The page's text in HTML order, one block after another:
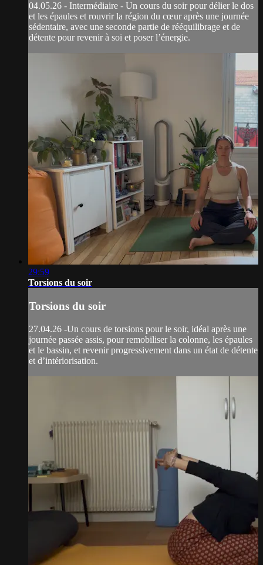
04.05.26 - Intermédiaire - Un cours du soir pour délier le dos
et les épaules et rouvrir la région du cœur après une journée
sédentaire, avec une seconde partie de rééquilibrage et de
détente pour revenir à soi et poser l’énergie.
29:59
Torsions du soir
Torsions du soir
27.04.26 -Un cours de torsions pour le soir, idéal après une
journée passée assis, pour remobiliser la colonne, les épaules
et le bassin, et revenir progressivement dans un état de détente
et d’intériorisation.​​​​​​​​​​​​​​​​